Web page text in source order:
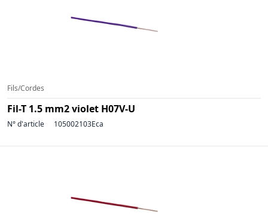
Fils/Cordes
Fil-T 1.5 mm2 violet H07V-U
N° d'article 105002103Eca